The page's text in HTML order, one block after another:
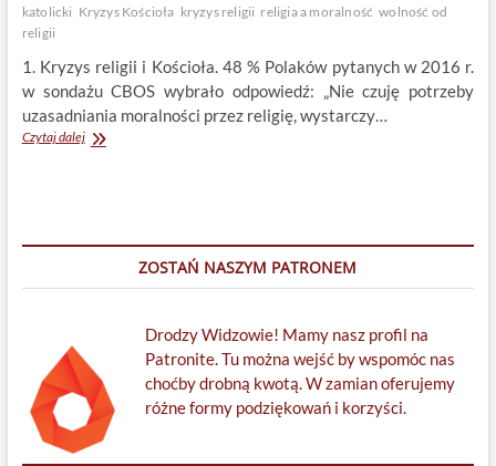
katolicki Kryzys Kościoła kryzys religii religia a moralność wolność od
religii
1. Kryzys religii i Kościoła. 48 % Polaków pytanych w 2016 r.
w sondażu CBOS wybrało odpowiedź: „Nie czuję potrzeby
uzasadniania moralności przez religię, wystarczy…
Czytaj dalejKościół
ZOSTAŃ NASZYM PATRONEM
Drodzy Widzowie! Mamy nasz profil na
Patronite. Tu można wejść by wspomóc nas
choćby drobną kwotą. W zamian oferujemy
różne formy podziękowań i korzyści.